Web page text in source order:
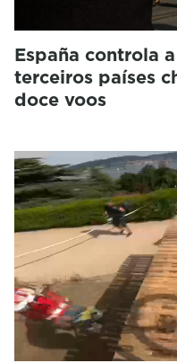
España controla
terceiros países
doce voos